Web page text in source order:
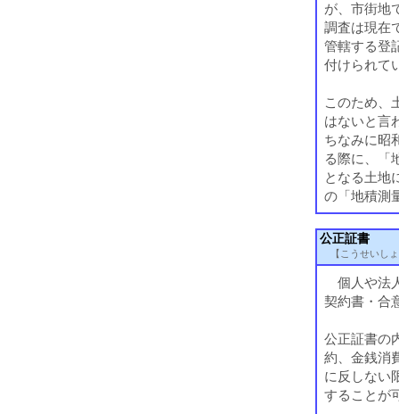
が、市街地
調査は現在
管轄する登
付けられて
このため、
はないと言
ちなみに昭
る際に、「
となる土地
の「地積測
公正証書
【こうせいし
個人や法
契約書・合
公正証書の
約、金銭消
に反しない
することが